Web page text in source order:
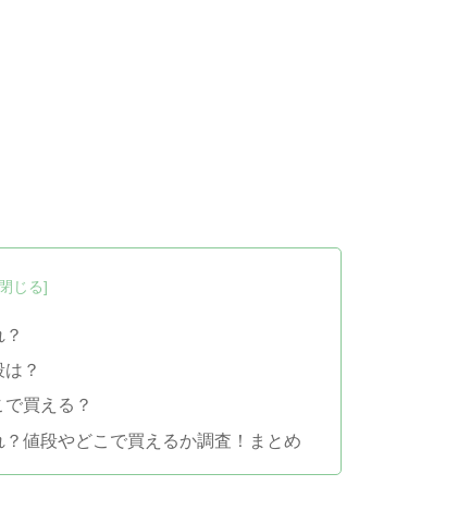
？
買える？
値段やどこで買えるか調査！まとめ